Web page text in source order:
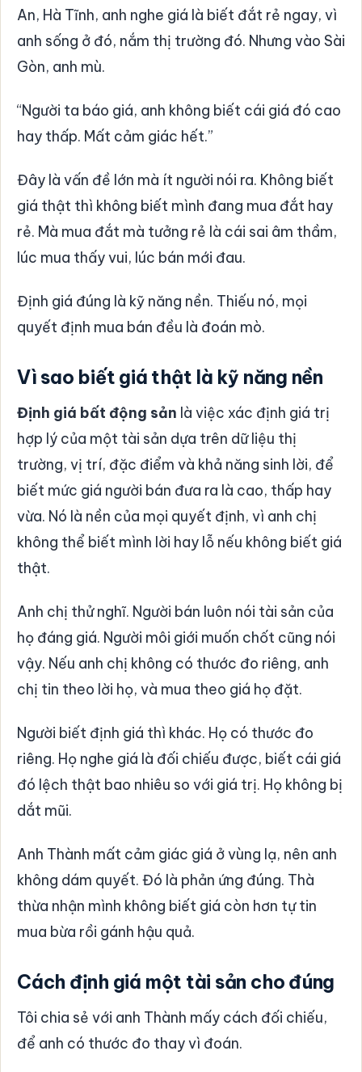
An, Hà Tĩnh, anh nghe giá là biết đắt rẻ ngay, vì
anh sống ở đó, nắm thị trường đó. Nhưng vào Sài
Gòn, anh mù.
“Người ta báo giá, anh không biết cái giá đó cao
hay thấp. Mất cảm giác hết.”
Đây là vấn đề lớn mà ít người nói ra. Không biết
giá thật thì không biết mình đang mua đắt hay
rẻ. Mà mua đắt mà tưởng rẻ là cái sai âm thầm,
lúc mua thấy vui, lúc bán mới đau.
Định giá đúng là kỹ năng nền. Thiếu nó, mọi
quyết định mua bán đều là đoán mò.
Vì sao biết giá thật là kỹ năng nền
Định giá bất động sản là việc xác định giá trị
hợp lý của một tài sản dựa trên dữ liệu thị
trường, vị trí, đặc điểm và khả năng sinh lời, để
biết mức giá người bán đưa ra là cao, thấp hay
vừa. Nó là nền của mọi quyết định, vì anh chị
không thể biết mình lời hay lỗ nếu không biết giá
thật.
Anh chị thử nghĩ. Người bán luôn nói tài sản của
họ đáng giá. Người môi giới muốn chốt cũng nói
vậy. Nếu anh chị không có thước đo riêng, anh
chị tin theo lời họ, và mua theo giá họ đặt.
Người biết định giá thì khác. Họ có thước đo
riêng. Họ nghe giá là đối chiếu được, biết cái giá
đó lệch thật bao nhiêu so với giá trị. Họ không bị
dắt mũi.
Anh Thành mất cảm giác giá ở vùng lạ, nên anh
không dám quyết. Đó là phản ứng đúng. Thà
thừa nhận mình không biết giá còn hơn tự tin
mua bừa rồi gánh hậu quả.
Cách định giá một tài sản cho đúng
Tôi chia sẻ với anh Thành mấy cách đối chiếu,
để anh có thước đo thay vì đoán.